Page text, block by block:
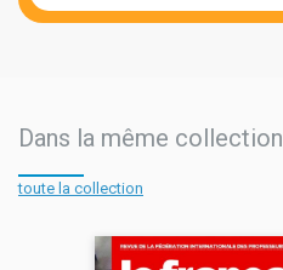
Dans la même collection
toute la collection